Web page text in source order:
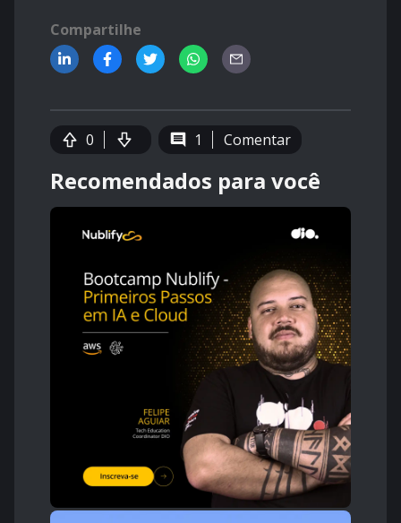
Compartilhe
0 1 Comentar
Recomendados para você